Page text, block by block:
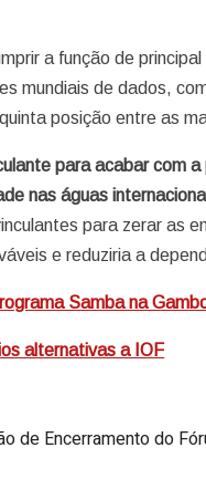
a função de
mundiais de dados,
posição entre as
para acabar com
nas águas
para zerar as
e reduziria a
Samba na
alternativas a IOF
de Encerramento do